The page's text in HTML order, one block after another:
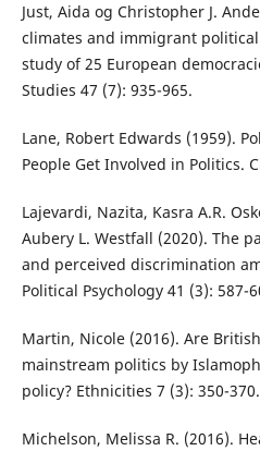
Just, Aida og Christopher J.
climates and immigrant
study of 25 European
Studies 47 (7): 935-965.
Lane, Robert Edwards (1959).
People Get Involved in Politics.
Lajevardi, Nazita, Kasra A.R.
Aubery L. Westfall (2020). The
and perceived discrimination
Political Psychology 41 (3): 587-
Martin, Nicole (2016). Are
mainstream politics by
policy? Ethnicities 7 (3): 350-370.
Michelson, Melissa R. (2016).